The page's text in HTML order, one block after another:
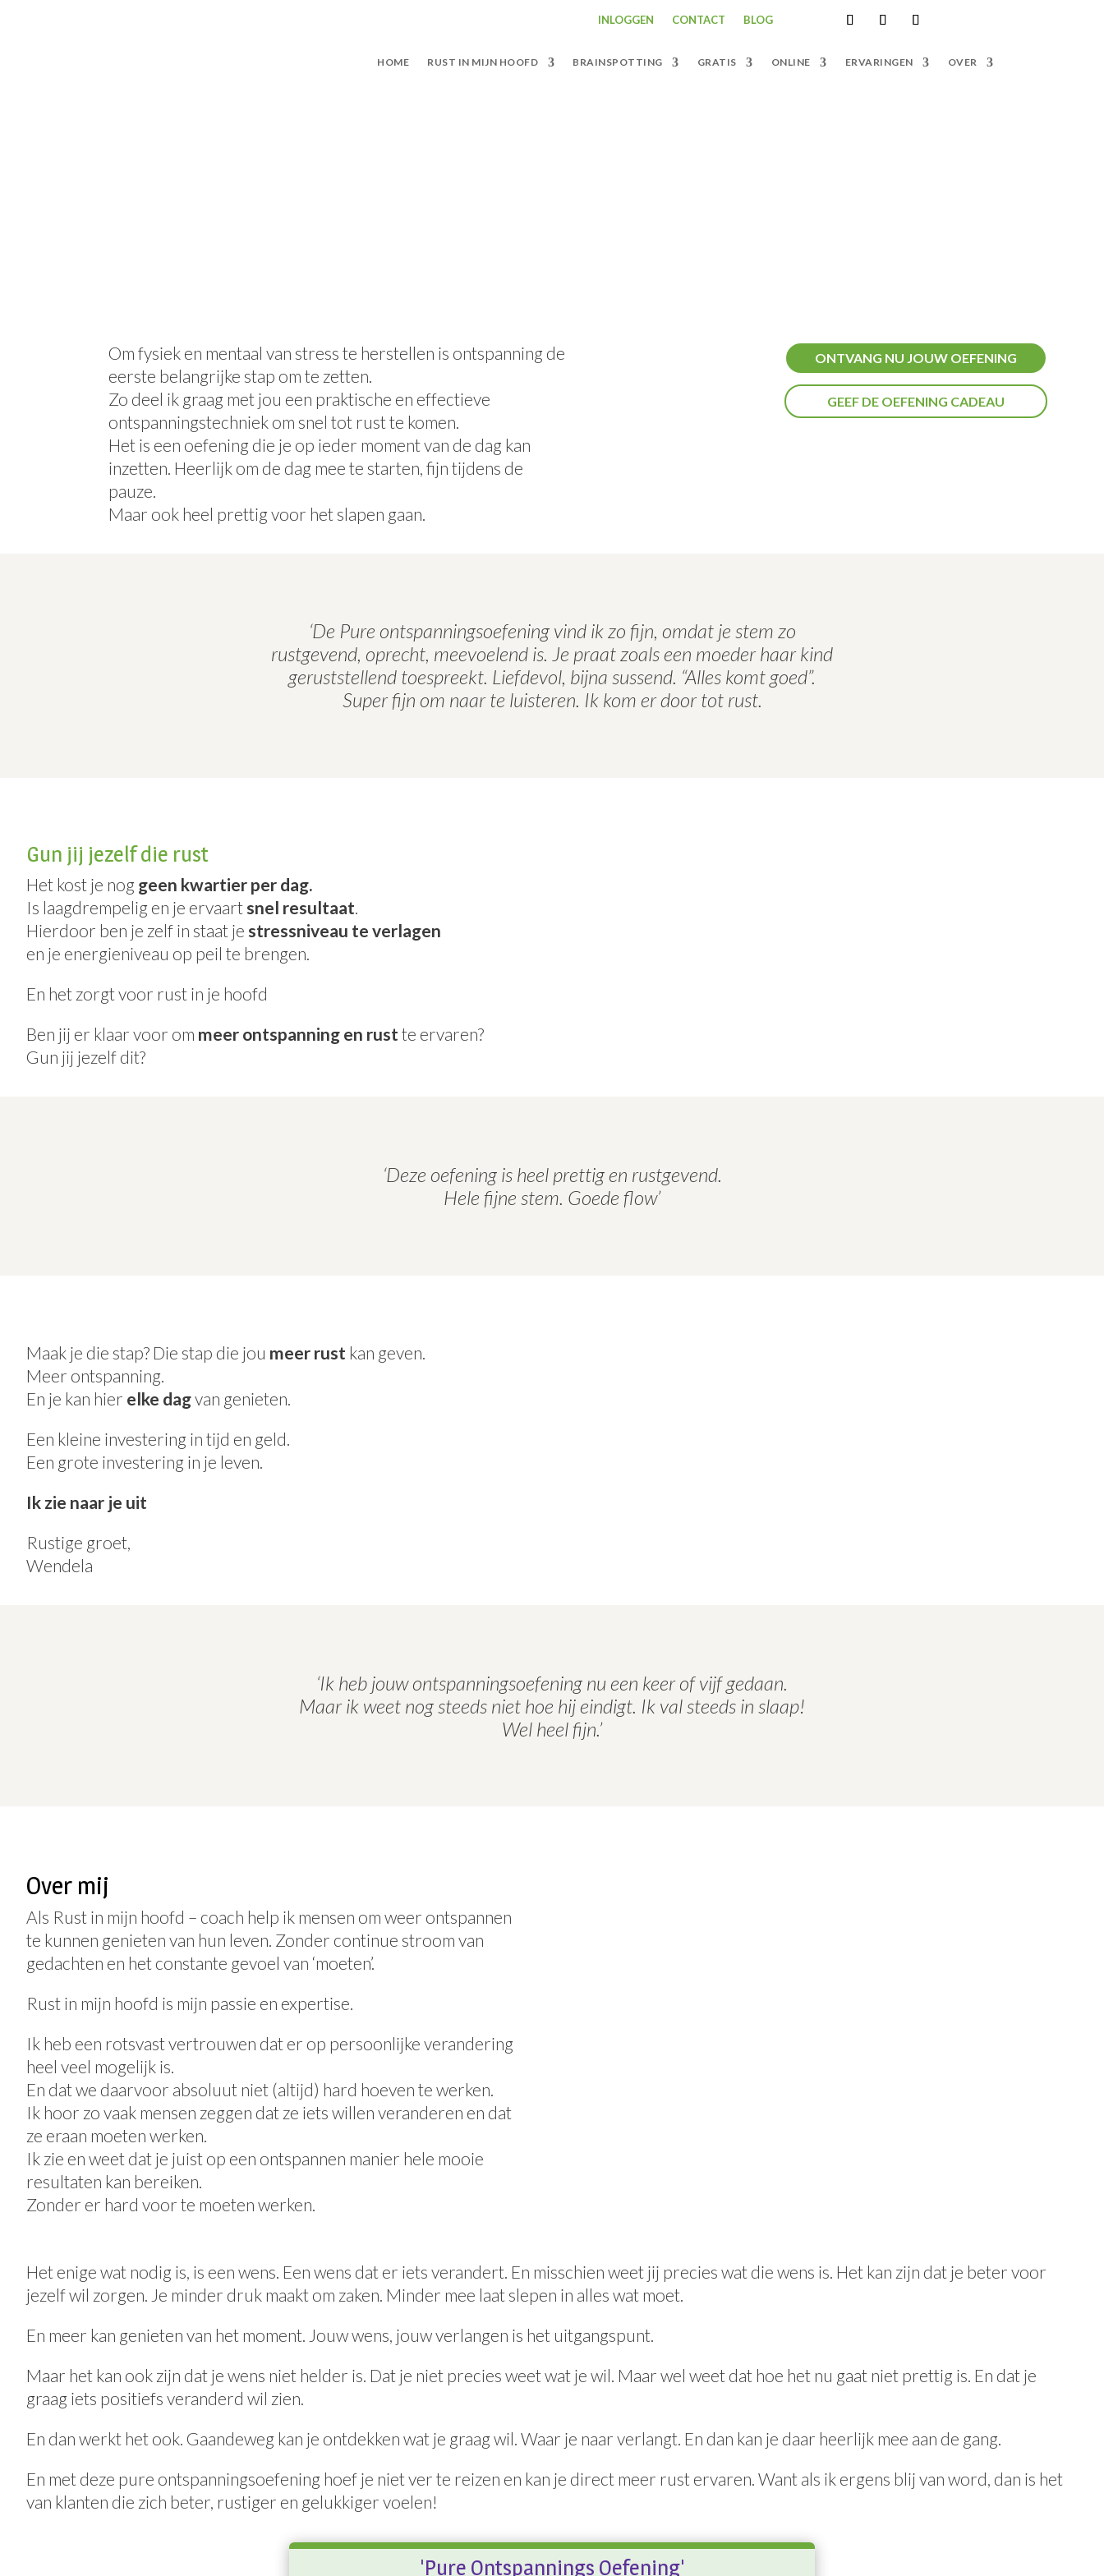
INLOGGEN CONTACT BLOG
HOME RUST IN MIJN HOOFD BRAINSPOTTING GRATIS ONLINE ERVARINGEN OVER
Om fysiek en mentaal van stress te herstellen is ontspanning de
eerste belangrijke stap om te zetten.
Zo deel ik graag met jou een praktische en effectieve
ontspanningstechniek om snel tot rust te komen.
Het is een oefening die je op ieder moment van de dag kan
inzetten. Heerlijk om de dag mee te starten, fijn tijdens de
pauze.
Maar ook heel prettig voor het slapen gaan.
ONTVANG NU JOUW OEFENING
GEEF DE OEFENING CADEAU
‘De Pure ontspanningsoefening vind ik zo fijn, omdat je stem zo
rustgevend, oprecht, meevoelend is. Je praat zoals een moeder haar kind
geruststellend toespreekt. Liefdevol, bijna sussend. “Alles komt goed”.
Super fijn om naar te luisteren. Ik kom er door tot rust.
Gun jij jezelf die rust
Het kost je nog geen kwartier per dag.
Is laagdrempelig en je ervaart snel resultaat.
Hierdoor ben je zelf in staat je stressniveau te verlagen
en je energieniveau op peil te brengen.
En het zorgt voor rust in je hoofd
Ben jij er klaar voor om meer ontspanning en rust te ervaren?
Gun jij jezelf dit?
‘Deze oefening is heel prettig en rustgevend.
Hele fijne stem. Goede flow’
Maak je die stap? Die stap die jou meer rust kan geven.
Meer ontspanning.
En je kan hier elke dagvan genieten.
Een kleine investering in tijd en geld.
Een grote investering in je leven.
Ik zie naar je uit
Rustige groet,
Wendela
‘Ik heb jouw ontspanningsoefening nu een keer of vijf gedaan.
Maar ik weet nog steeds niet hoe hij eindigt. Ik val steeds in slaap!
Wel heel fijn.’
Over mij
Als Rust in mijn hoofd – coach help ik mensen om weer ontspannen
te kunnen genieten van hun leven. Zonder continue stroom van
gedachten en het constante gevoel van ‘moeten’.
Rust in mijn hoofd is mijn passie en expertise.
Ik heb een rotsvast vertrouwen dat er op persoonlijke verandering
heel veel mogelijk is.
En dat we daarvoor absoluut niet (altijd) hard hoeven te werken.
Ik hoor zo vaak mensen zeggen dat ze iets willen veranderen en dat
ze eraan moeten werken.
Ik zie en weet dat je juist op een ontspannen manier hele mooie
resultaten kan bereiken.
Zonder er hard voor te moeten werken.
Het enige wat nodig is, is een wens. Een wens dat er iets verandert. En misschien weet jij precies wat die wens is. Het kan zijn dat je beter voor
jezelf wil zorgen. Je minder druk maakt om zaken. Minder mee laat slepen in alles wat moet.
En meer kan genieten van het moment. Jouw wens, jouw verlangen is het uitgangspunt.
Maar het kan ook zijn dat je wens niet helder is. Dat je niet precies weet wat je wil. Maar wel weet dat hoe het nu gaat niet prettig is. En dat je
graag iets positiefs veranderd wil zien.
En dan werkt het ook. Gaandeweg kan je ontdekken wat je graag wil. Waar je naar verlangt. En dan kan je daar heerlijk mee aan de gang.
En met deze pure ontspanningsoefening hoef je niet ver te reizen en kan je direct meer rust ervaren. Want als ik ergens blij van word, dan is het
van klanten die zich beter, rustiger en gelukkiger voelen!
'Pure Ontspannings Oefening'